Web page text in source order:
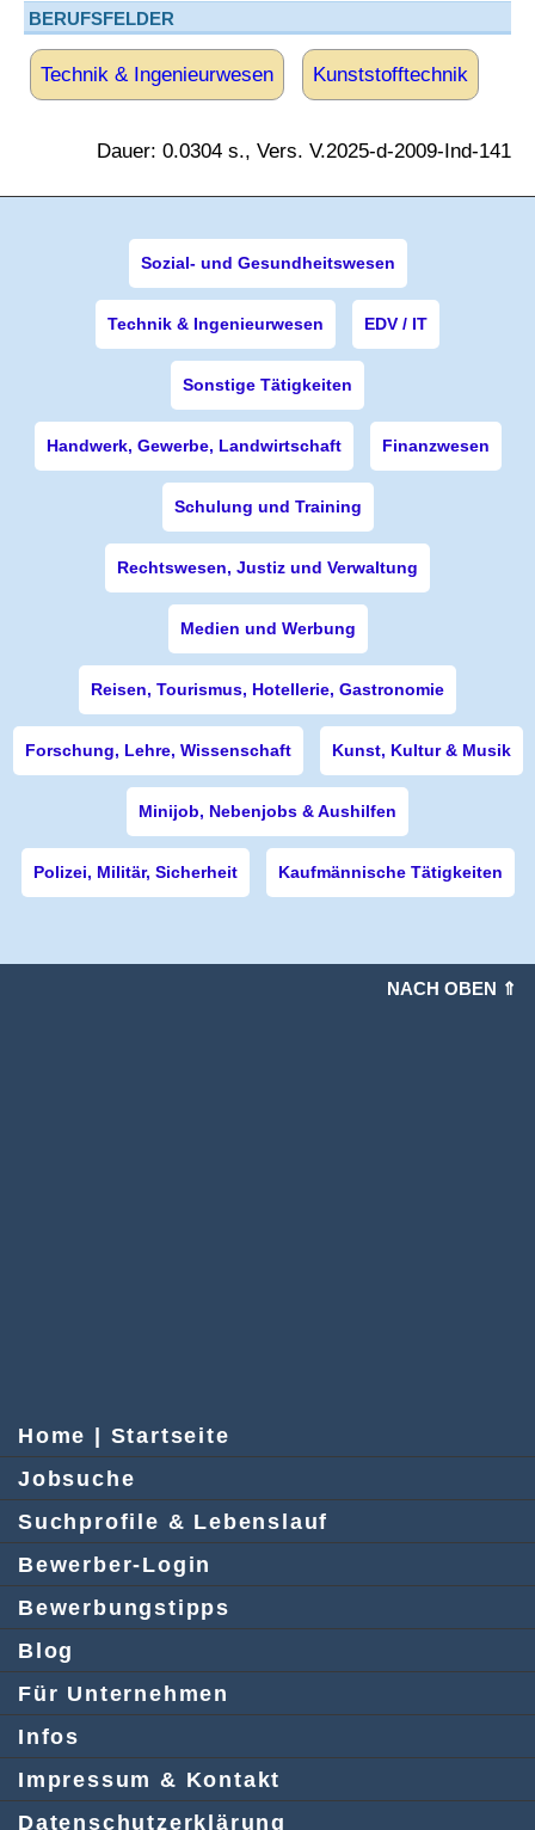
BERUFSFELDER
Technik & Ingenieurwesen Kunststofftechnik
Dauer: 0.0304 s., Vers. V.2025-d-2009-Ind-141
Sozial- und Gesundheitswesen
Technik & Ingenieurwesen EDV / IT
Sonstige Tätigkeiten
Handwerk, Gewerbe, Landwirtschaft Finanzwesen
Schulung und Training
Rechtswesen, Justiz und Verwaltung
Medien und Werbung
Reisen, Tourismus, Hotellerie, Gastronomie
Forschung, Lehre, Wissenschaft Kunst, Kultur & Musik
Minijob, Nebenjobs & Aushilfen
Polizei, Militär, Sicherheit Kaufmännische Tätigkeiten
NACH OBEN ⇑
Home | Startseite
Jobsuche
Suchprofile & Lebenslauf
Bewerber-Login
Bewerbungstipps
Blog
Für Unternehmen
Infos
Impressum & Kontakt
Datenschutzerklärung